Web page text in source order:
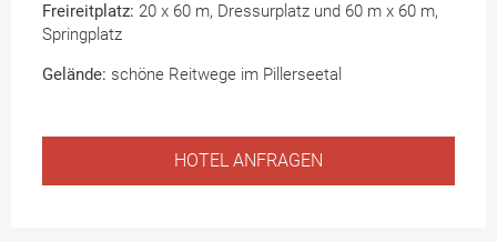
Freireitplatz: 20 x 60 m, Dressurplatz und 60 m x 60 m,
Springplatz
Gelände: schöne Reitwege im Pillerseetal
HOTEL ANFRAGEN